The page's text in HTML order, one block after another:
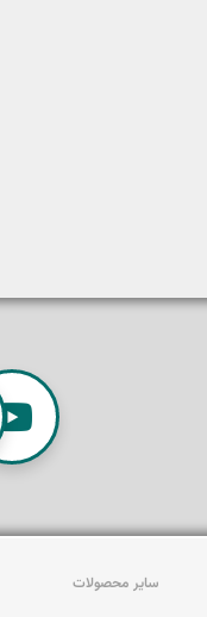
سایر محصولات